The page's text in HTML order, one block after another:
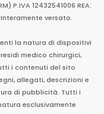
P.IVA 12432541006 REA:
Interamente versato.
la natura di dispositivi
medico chirurgici,
i contenuti del sito
allegati, descrizioni e
di pubblicità. Tutti i
esclusivamente